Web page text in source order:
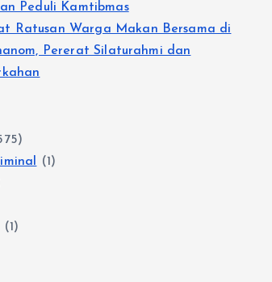
Peduli Kamtibmas
Ratusan Warga Makan Bersama di
Pererat Silaturahmi dan
(1)
(1)